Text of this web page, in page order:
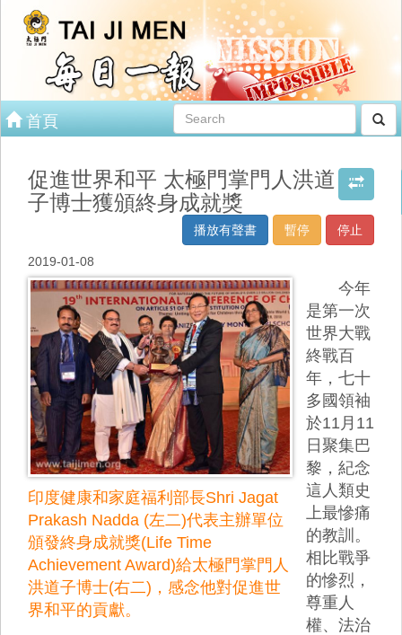
首頁
促進世界和平 太極門掌門人洪道
子博士獲頒終身成就獎
停止
暫停
播放有聲書
2019-01-08
印度健康和家庭福利部長Shri Jagat
Prakash Nadda (左二)代表主辦單位
頒發終身成就獎(Life Time
Achievement Award)給太極門掌門人
洪道子博士(右二)，感念他對促進世
界和平的貢獻。
今年
是第一次
世界大戰
終戰百
年，七十
多國領袖
於11月11
日聚集巴
黎，紀念
這人類史
上最慘痛
的教訓。
相比戰爭
的慘烈，
尊重人
權、法治